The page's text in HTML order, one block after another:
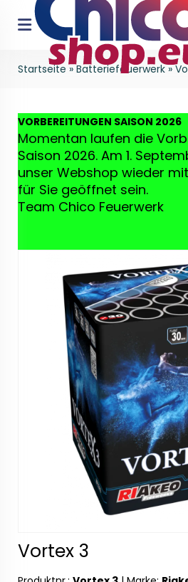
Startseite »Batteriefeuerwerk»
VORBEREITUNGEN SAISON 2026
Momentan laufen die
Saison 2026. Am 1.
unser Webshop wieder
für Sie geöffnet sein.
Team Chico Feuerwerk
Vortex 3